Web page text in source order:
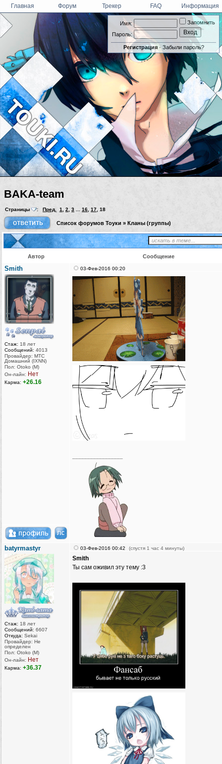
Имя:
Пароль:
Запомнить
Регистрация· Забыли пароль?
Главная Форум Трекер FAQ Информация
BAKA-team
Страницы : Пред. 1, 2, 3 ... 16, 17, 18
Список форумов Тоуки » Кланы (группы)
Автор Сообщение
Smith
Стаж: 18 лет
Сообщений: 4013
Провайдер: МТС
Домашний (IXNN)
Пол: Otoko (M)
Он-лайн: Нет
Карма: +26.16
03-Фев-2016 00:20
batyrmastyr
Стаж: 18 лет
Сообщений: 6607
Откуда: Sekai
Провайдер: Не
определен
Пол: Otoko (M)
Он-лайн: Нет
Карма: +36.37
03-Фев-2016 00:42 (спустя 1 час 4 минуты)
Smith
Ты сам оживил эту тему :3